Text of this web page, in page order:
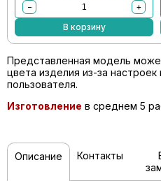
−
+
В корзину
Представленная модель
цвета изделия из-за
пользователя.
Изготовление в среднем 5
Описание Контакты